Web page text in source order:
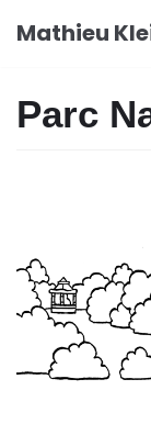
Aller
Mathieu
Parc